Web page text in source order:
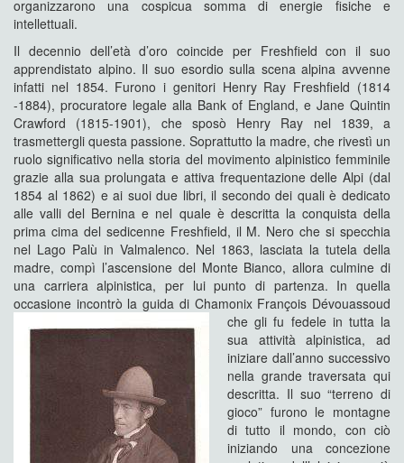
organizzarono una cospicua somma di energie fisiche e
intellettuali.
Il decennio dell’età d’oro coincide per Freshfield con il suo
apprendistato alpino. Il suo esordio sulla scena alpina avvenne
infatti nel 1854. Furono i genitori Henry Ray Freshfield (1814
-1884), procuratore legale alla Bank of England, e Jane Quintin
Crawford (1815-1901), che sposò Henry Ray nel 1839, a
trasmettergli questa passione. Soprattutto la madre, che rivestì un
ruolo significativo nella storia del movimento alpinistico femminile
grazie alla sua prolungata e attiva frequentazione delle Alpi (dal
1854 al 1862) e ai suoi due libri, il secondo dei quali è dedicato
alle valli del Bernina e nel quale è descritta la conquista della
prima cima del sedicenne Freshfield, il M. Nero che si specchia
nel Lago Palù in Valmalenco. Nel 1863, lasciata la tutela della
madre, compì l’ascensione del Monte Bianco, allora culmine di
una carriera alpinistica, per lui punto di partenza. In quella
occasione incontrò la guida di Chamonix François Dévouassoud
che gli fu fedele in tutta la
sua attività alpinistica, ad
iniziare dall’anno successivo
nella grande traversata qui
descritta. Il suo “terreno di
gioco” furono le montagne
di tutto il mondo, con ciò
iniziando una concezione